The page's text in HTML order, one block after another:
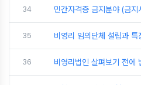
34 민간자격증 금지분야 (금
35 비영리 임의단체 설립과 특
36 비영리법인 살펴보기 전에